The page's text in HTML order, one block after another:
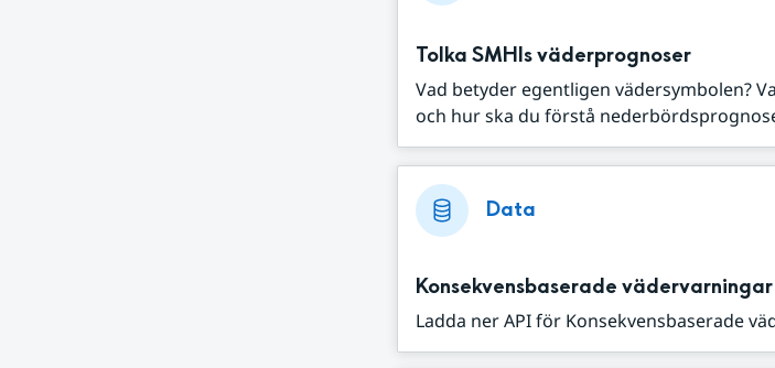
Tolka SMHIs väderprognoser
Vad betyder egentligen vädersymbolen?
och hur ska du förstå
Data
Konsekvensbaserade vädervarningar
Ladda ner API för Konsekvensbaserade